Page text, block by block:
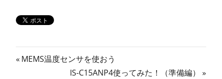
投
前
MEMS温度センサを使おう
次
IS-C15ANP4使ってみた！（準備編）